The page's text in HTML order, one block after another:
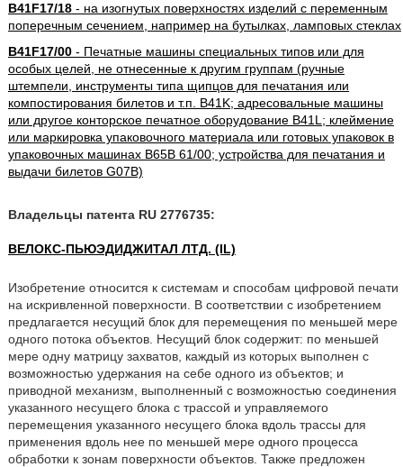
B41F17/18- на изогнутых поверхностях изделий с переменным
поперечным сечением, например на бутылках, ламповых стеклах
B41F17/00- Печатные машины специальных типов или для
особых целей, не отнесенные к другим группам (ручные
штемпели, инструменты типа щипцов для печатания или
компостирования билетов и т.п. B41K; адресовальные машины
или другое конторское печатное оборудование B41L; клеймение
или маркировка упаковочного материала или готовых упаковок в
упаковочных машинах B65B 61/00; устройства для печатания и
выдачи билетов G07B)
Владельцы патента RU 2776735:
ВЕЛОКС-ПЬЮЭДИДЖИТАЛ ЛТД. (IL)
Изобретение относится к системам и способам цифровой печати
на искривленной поверхности. В соответствии с изобретением
предлагается несущий блок для перемещения по меньшей мере
одного потока объектов. Несущий блок содержит: по меньшей
мере одну матрицу захватов, каждый из которых выполнен с
возможностью удержания на себе одного из объектов; и
приводной механизм, выполненный с возможностью соединения
указанного несущего блока с трассой и управляемого
перемещения указанного несущего блока вдоль трассы для
применения вдоль нее по меньшей мере одного процесса
обработки к зонам поверхности объектов. Также предложен